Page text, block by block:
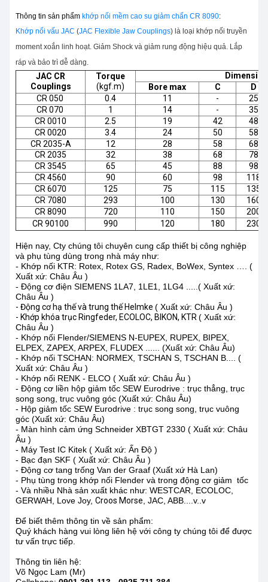
Thông tin sản phẩm khớp nối mềm cao su giảm chấn CR 8090:
Khớp nối vấu JAC (JAC Flexible Jaw Couplings) là loại khớp nối truyền
moment xoắn linh hoạt. Giảm Shock và giảm rung động hiệu quả. Lắp
ráp và bảo trì dễ dàng.
JAC CR
Couplings
Torque
(kgf.m)
Bore max
C
D
CR 050
0.4 11 -
25
CR 070
1 14 -
35
CR 0010
2.5 19 42
48
CR 0020
3.4 24 50
58
CR 2035-A
12 28 58
68
CR 2035
32 38 68
78
CR 3545
65 45 88
98
CR 4560
90 60 98
118
CR 6070
125 75 115
135
CR 7080
293 100 130
160
CR 8090
720 110 150
200
CR 90100
990 120 180 230
Hiện nay, Cty chúng tôi chuyên cung cấp thiết bị công nghiệp
và phụ tùng dùng trong nhà máy như:
- Khớp nối KTR: Rotex, Rotex GS, Radex, BoWex, Syntex …. (
Xuất xứ: Châu Âu )
- Động cơ điện SIEMENS 1LA7, 1LE1, 1LG4 .....( Xuất xứ:
Châu Âu )
- Động cơ hạ thế và trung thế Helmke ( Xuất xứ: Châu Âu )
- Khớp khóa trục Ringfeder, ECOLOC, BIKON, KTR ( Xuất xứ:
Châu Âu )
- Khớp nối Flender/SIEMENS N-EUPEX, RUPEX, BIPEX,
ELPEX, ZAPEX, ARPEX, FLUDEX ...... (Xuất xứ: Châu Âu)
- Khớp nối TSCHAN: NORMEX, TSCHAN S, TSCHAN B .... (
Xuất xứ: Châu Âu )
- Khớp nối RENK - ELCO ( Xuất xứ: Châu Âu )
- Động cơ liền hộp giảm tốc SEW Eurodrive : trục thẳng, trục
song song, trục vuông góc (Xuất xứ: Châu Âu)
- Hộp giảm tốc SEW Eurodrive : trục song song, trục vuông
góc (Xuất xứ: Châu Âu)
- Màn hình cảm ứng Schneider XBTGT 2330 ( Xuất xứ: Châu
Âu )
- Máy Test IC Kitek ( Xuất xứ: Ấn Độ )
- Bạc đạn SKF ( Xuất xứ: Châu Âu )
- Động cơ tang trống Van der Graaf (Xuất xứ Hà Lan)
- Phụ tùng trong khớp nối Flender và trong động cơ giảm tốc
- Và nhiều Nhà sản xuất khác như: WESTCAR, ECOLOC,
GERWAH, Love Joy, Croos Morse , JAC, ABB....v..v
Để biết thêm thông tin về sản phẩm:
Quý khách hàng vui lòng liên hệ với công ty chúng tôi để được
tư vấn trực tiếp.
Thông tin liên hệ:
Võ Ngọc Lam (Mr)